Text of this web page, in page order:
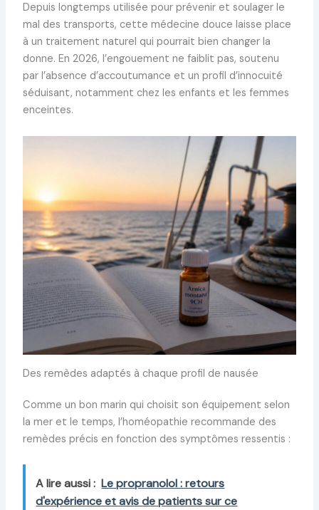
Depuis longtemps utilisée pour prévenir et soulager le
mal des transports, cette médecine douce laisse place
à un traitement naturel qui pourrait bien changer la
donne. En 2026, l’engouement ne faiblit pas, soutenu
par l’absence d’accoutumance et un profil d’innocuité
séduisant, notamment chez les enfants et les femmes
enceintes.
Des remèdes adaptés à chaque profil de nausée
Comme un bon marin qui choisit son équipement selon
la mer et le temps, l’homéopathie recommande des
remèdes précis en fonction des symptômes ressentis :
A lire aussi : Le propranolol : retours
d'expérience et avis de patients sur ce